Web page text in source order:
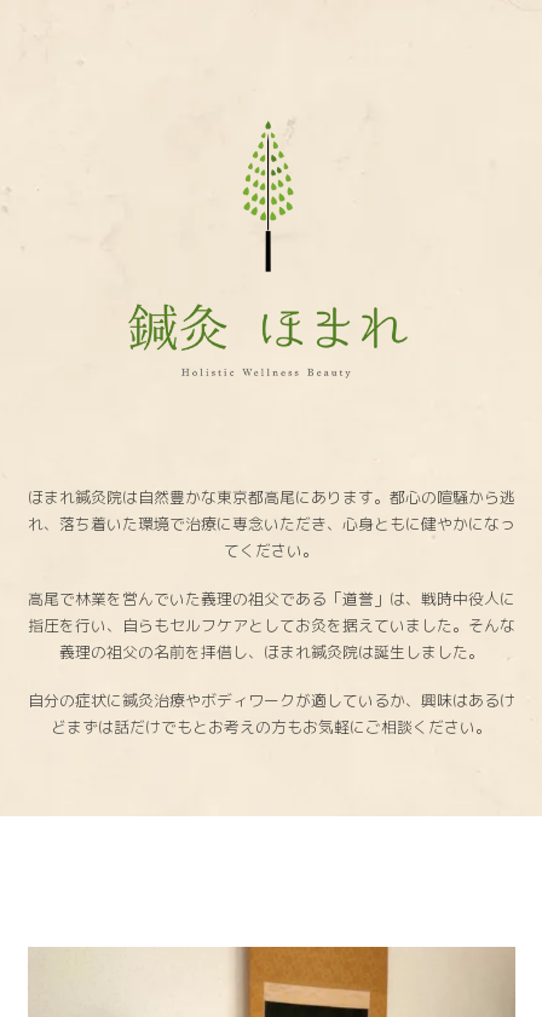
鍼
ほまれ鍼灸院は自然豊かな東京都高尾にあります。都心の喧騒から逃
れ、落ち着いた環境で治療に専念いただき、心身ともに健やかになっ
てください。
高尾で林業を営んでいた義理の祖父である「道誉」は、戦時中役人に
指圧を行い、自らもセルフケアとしてお灸を据えていました。そんな
義理の祖父の名前を拝借し、ほまれ鍼灸院は誕生しました。
自分の症状に鍼灸治療やボディワークが適しているか、興味はあるけ
どまずは話だけでもとお考えの方もお気軽にご相談ください。